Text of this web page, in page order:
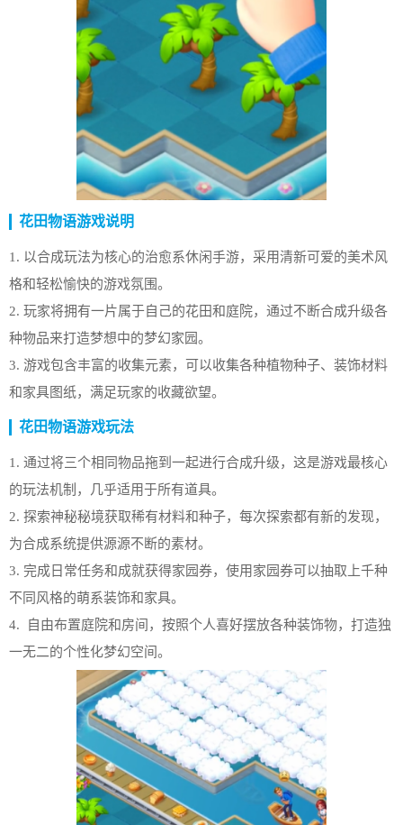
花田物语游戏说明
1. 以合成玩法为核心的治愈系休闲手游，采用清新可爱的美术风
格和轻松愉快的游戏氛围。
2. 玩家将拥有一片属于自己的花田和庭院，通过不断合成升级各
种物品来打造梦想中的梦幻家园。
3. 游戏包含丰富的收集元素，可以收集各种植物种子、装饰材料
和家具图纸，满足玩家的收藏欲望。
花田物语游戏玩法
1. 通过将三个相同物品拖到一起进行合成升级，这是游戏最核心
的玩法机制，几乎适用于所有道具。
2. 探索神秘秘境获取稀有材料和种子，每次探索都有新的发现，
为合成系统提供源源不断的素材。
3. 完成日常任务和成就获得家园券，使用家园券可以抽取上千种
不同风格的萌系装饰和家具。
4. 自由布置庭院和房间，按照个人喜好摆放各种装饰物，打造独
一无二的个性化梦幻空间。